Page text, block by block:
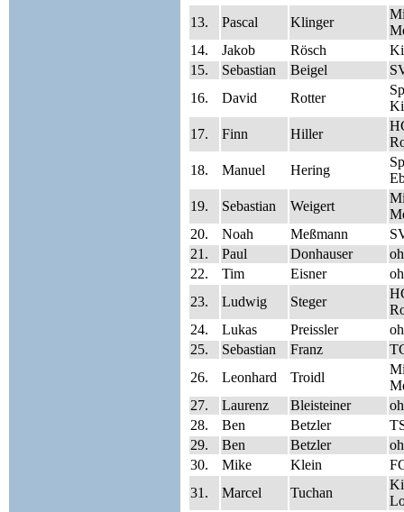
13.
Pascal Klinger
14.
Jakob Rösch
15.
Sebastian Beigel
16.
David Rotter
17.
Finn Hiller
18.
Manuel Hering
19.
Sebastian Weigert
20.
Noah Meßmann
21.
Paul Donhauser
22.
Tim Eisner
23.
Ludwig Steger
24.
Lukas Preissler
25.
Sebastian Franz
26.
Leonhard Troidl
27.
Laurenz Bleisteiner
28.
Ben Betzler
29.
Ben Betzler
30.
Mike Klein
31.
Marcel Tuchan